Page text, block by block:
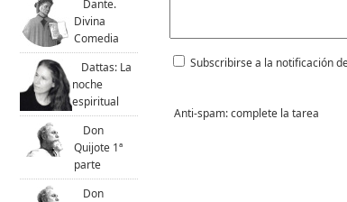
Subscribirse a la notificación
Anti-spam: complete la tarea
Dante.
Divina
Comedia
Dattas: La
noche
espiritual
Don
Quijote 1ª
parte
Don